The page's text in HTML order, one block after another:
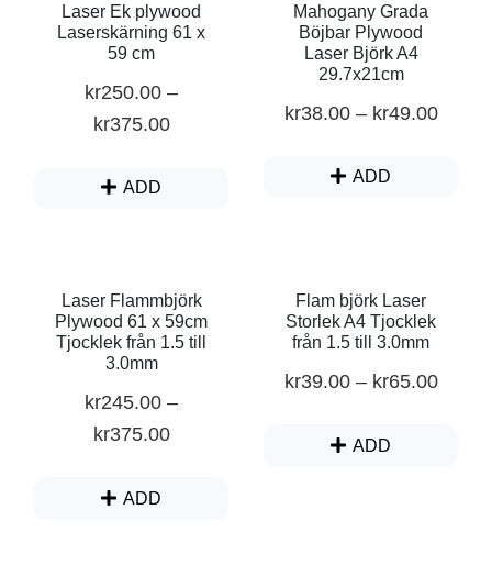
Laser Ek plywood
Laserskärning 61 x
59 cm
kr250.00 –
kr375.00
ADD
Mahogany Grada
Böjbar Plywood
Laser Björk A4
29.7x21cm
kr38.00– kr49.00
ADD
Laser Flammbjörk
Plywood 61 x 59cm
Tjocklek från 1.5 till
3.0mm
kr245.00 –
kr375.00
ADD
Flam björk Laser
Storlek A4 Tjocklek
från 1.5 till 3.0mm
kr39.00– kr65.00
ADD